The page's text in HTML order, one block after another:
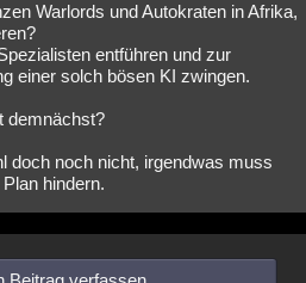
Warlords und Autokraten in Afrika,
entführen und zur
einer solch bösen KI zwingen.
demnächst?
doch noch nicht, irgendwas muss
hindern.